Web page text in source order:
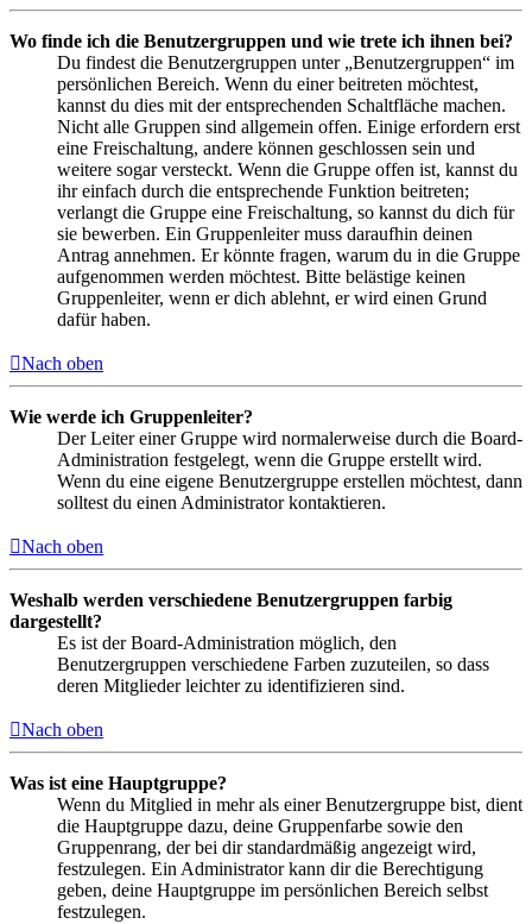
Wo finde ich die Benutzergruppen und wie trete ich ihnen bei?
Du findest die Benutzergruppen unter „Benutzergruppen“ im
persönlichen Bereich. Wenn du einer beitreten möchtest,
kannst du dies mit der entsprechenden Schaltfläche machen.
Nicht alle Gruppen sind allgemein offen. Einige erfordern erst
eine Freischaltung, andere können geschlossen sein und
weitere sogar versteckt. Wenn die Gruppe offen ist, kannst du
ihr einfach durch die entsprechende Funktion beitreten;
verlangt die Gruppe eine Freischaltung, so kannst du dich für
sie bewerben. Ein Gruppenleiter muss daraufhin deinen
Antrag annehmen. Er könnte fragen, warum du in die Gruppe
aufgenommen werden möchtest. Bitte belästige keinen
Gruppenleiter, wenn er dich ablehnt, er wird einen Grund
dafür haben.
Nach oben
Wie werde ich Gruppenleiter?
Der Leiter einer Gruppe wird normalerweise durch die Board-
Administration festgelegt, wenn die Gruppe erstellt wird.
Wenn du eine eigene Benutzergruppe erstellen möchtest, dann
solltest du einen Administrator kontaktieren.
Nach oben
Weshalb werden verschiedene Benutzergruppen farbig
dargestellt?
Es ist der Board-Administration möglich, den
Benutzergruppen verschiedene Farben zuzuteilen, so dass
deren Mitglieder leichter zu identifizieren sind.
Nach oben
Was ist eine Hauptgruppe?
Wenn du Mitglied in mehr als einer Benutzergruppe bist, dient
die Hauptgruppe dazu, deine Gruppenfarbe sowie den
Gruppenrang, der bei dir standardmäßig angezeigt wird,
festzulegen. Ein Administrator kann dir die Berechtigung
geben, deine Hauptgruppe im persönlichen Bereich selbst
festzulegen.